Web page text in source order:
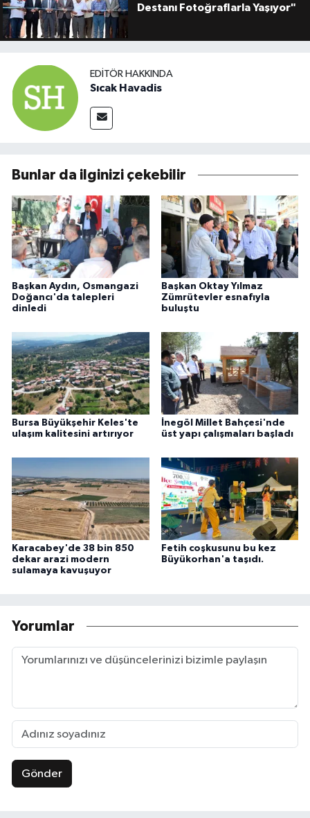
Destanı Fotoğraflarla Yaşıyor"
EDITÖR HAKKINDA
Sıcak Havadis
Bunlar da ilginizi çekebilir
Başkan Aydın, Osmangazi
Doğancı'da talepleri
dinledi
Başkan Oktay Yılmaz
Zümrütevler esnafıyla
buluştu
Bursa Büyükşehir Keles'te
ulaşım kalitesini artırıyor
İnegöl Millet Bahçesi'nde
üst yapı çalışmaları başladı
Karacabey'de 38 bin 850
dekar arazi modern
sulamaya kavuşuyor
Fetih coşkusunu bu kez
Büyükorhan'a taşıdı.
Yorumlar
Gönder